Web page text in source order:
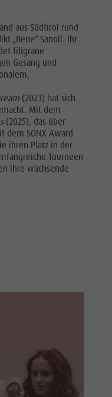
aus Südtirol rund
„Bene“ Sanoll. Ihr
filigrane
Gesang und
(2023) hat sich
Mit dem
(2025), das über
dem SONX Award
ihren Platz in der
Tourneen
ihre wachsende